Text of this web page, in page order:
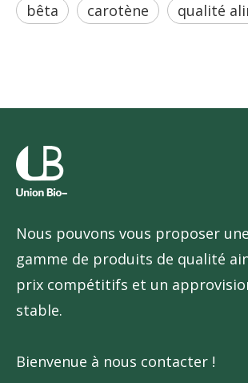
bêta carotène qualité
Nous pouvons vous proposer
gamme de produits de qualité
prix compétitifs et un
stable.
Bienvenue à nous contacter !